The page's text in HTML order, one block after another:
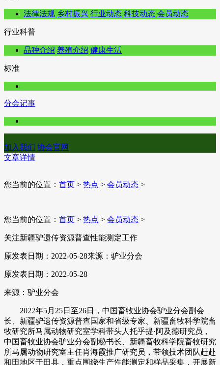
法律法规 乡村振兴 行业动态 科技动态 会员动态
行业科普
品种介绍 养殖介绍 健康生活
标准
分会记事
加入我们 协会官网
文章详情
您当前的位置： 首页 > 热点 > 会员动态 >
您当前的位置： 首页 > 热点 > 会员动态 >
关注新疆驴遗传资源普查性能测定工作
原发表日期：2022-05-28来源：驴业分会
原发表日期：2022-05-28
来源：驴业分会
2022年5月25日至26日，中国畜牧业协会驴业分会副会
长、新疆驴遗传资源普查国家和省级专家、新疆畜牧科学院畜
牧研究所马属动物研究室学科带头人托乎提·阿及德研究员，
中国畜牧业协会驴业分会副秘书长、新疆畜牧科学院畜牧研究
所马属动物研究室主任肖海霞推广研究员，带领技术团队赶赴
和田地区于田县，重点围绕生产性能测定和样品采集，开展新